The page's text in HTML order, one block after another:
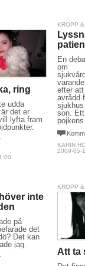
ring
udda
det er
lyfta fram
KROPP
En
om
efter
avrådd
son.
KARIN
2009-05-
inte
på
det
Det kan
jag.
KROPP
Att ta